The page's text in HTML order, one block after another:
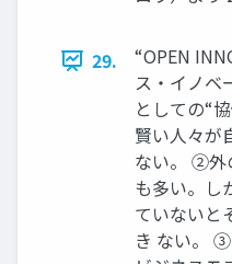
29.
“OPEN
ス・イノベ
としての“
賢い人々が
ない。 ②外
も多い。し
ていないと
き ない。